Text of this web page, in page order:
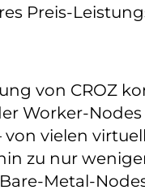
Preis-
von CROZ
Worker-
von vielen
zu nur
Metal-